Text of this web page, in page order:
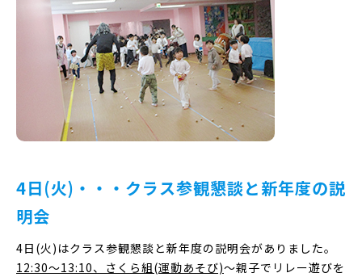
4日(火)・・・クラス参観懇談と新年度の説
明会
4日(火)はクラス参観懇談と新年度の説明会がありました。
12:30～13:10、さくら組(運動あそび)～親子でリレー遊びを